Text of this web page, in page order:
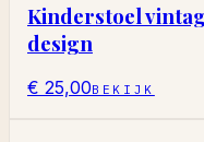
Kinderstoel
design
€ 25,00BEKIJK